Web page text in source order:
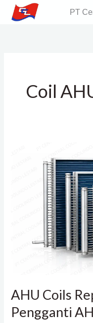
PT
Coil
AHU Coils
Pengganti
Replacement